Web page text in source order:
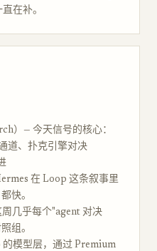
在补。
）— 今天信号的核心：
道、扑克引擎对决
在 Loop 这条叙事里
快。
几乎每个"agent 对决
组。
模型层，通过 Premium